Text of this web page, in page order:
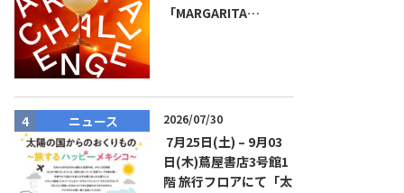
「MARGARITA
無料！
ニュース 2026/07/30
7月25日(土) – 9月03
日(木)蔦屋書店3号館1
階 旅行フロアにて「太